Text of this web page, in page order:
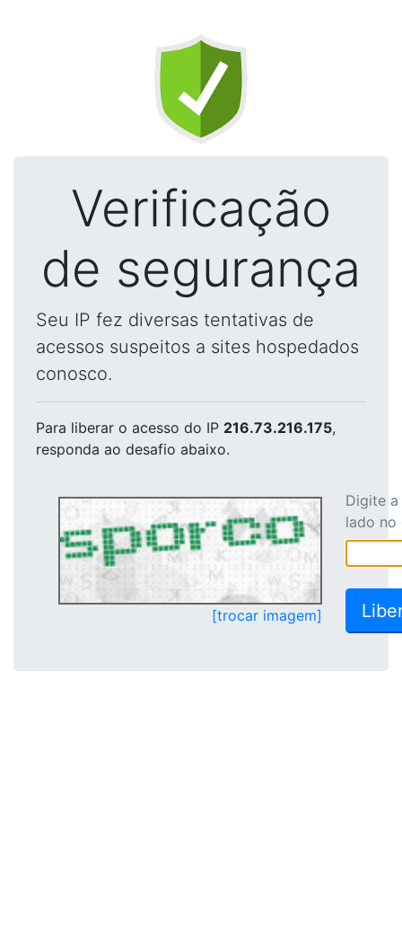
Verificação
de segurança
Seu IP fez diversas tentativas de
acessos suspeitos a sites hospedados
conosco.
Para liberar o acesso do IP 216.73.216.175,
responda ao desafio abaixo.
[trocar imagem]
Digite
lado no